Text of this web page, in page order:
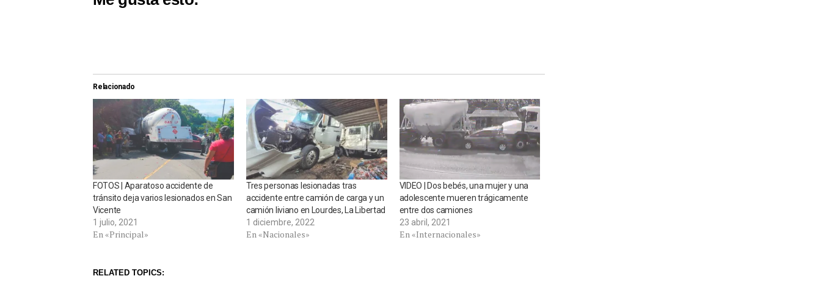
Relacionado
FOTOS | Aparatoso accidente de
tránsito deja varios lesionados en San
Vicente
1 julio, 2021
En «Principal»
Tres personas lesionadas tras
accidente entre camión de carga y un
camión liviano en Lourdes, La Libertad
1 diciembre, 2022
En «Nacionales»
VIDEO | Dos bebés, una mujer y una
adolescente mueren trágicamente
entre dos camiones
23 abril, 2021
En «Internacionales»
RELATED TOPICS: